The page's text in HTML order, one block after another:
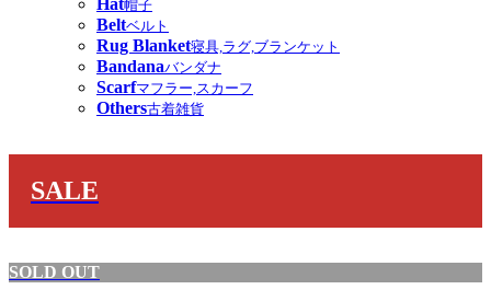
帽子
Beltベルト
Rug Blanket寝具,ラグ,ブランケット
Bandanaバンダナ
Scarfマフラー,スカーフ
Others古着雑貨
SALE
SOLD OUT